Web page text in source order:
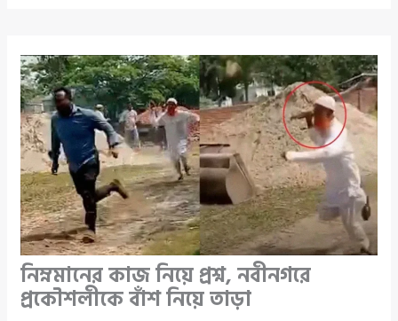
নিম্নমানের কাজ নিয়ে প্রশ্ন, নবীনগরে
প্রকৌশলীকে বাঁশ নিয়ে তাড়া